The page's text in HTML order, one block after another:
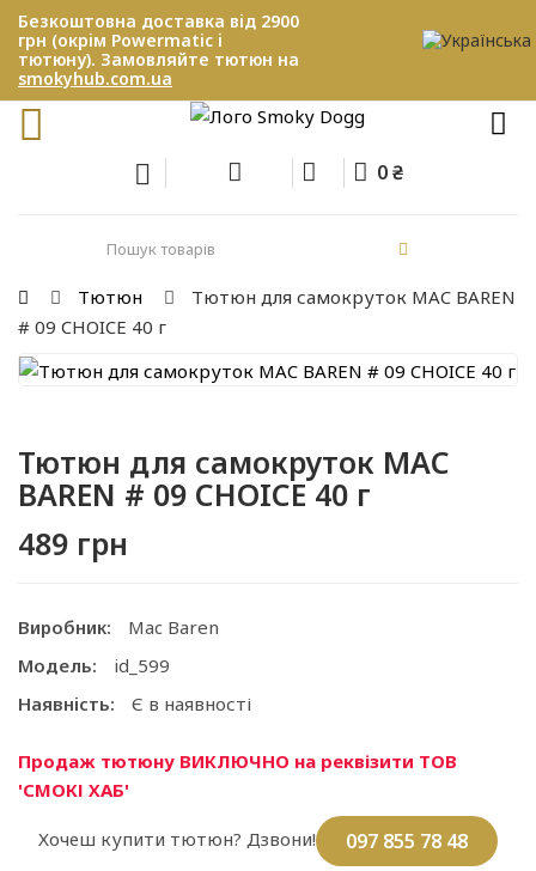
Безкоштовна доставка від 2900
грн (окрім Powermatic і
тютюну). Замовляйте тютюн на
smokyhub.com.ua
0 ₴
Тютюн
Тютюн для самокруток MAC BAREN
# 09 CHOICE 40 г
Тютюн для самокруток MAC
BAREN # 09 CHOICE 40 г
489 грн
Виробник:
Mac Baren
Модель:
id_599
Наявність:
Є в наявності
Продаж тютюну ВИКЛЮЧНО на реквізити ТОВ
'СМОКІ ХАБ'
Хочеш купити тютюн? Дзвони! 097 855 78 48